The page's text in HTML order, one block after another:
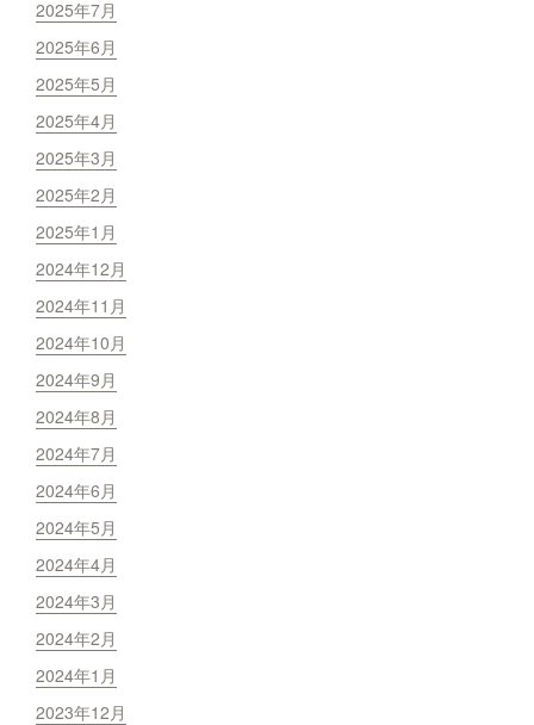
2025年7月
2025年6月
2025年5月
2025年4月
2025年3月
2025年2月
2025年1月
2024年12月
2024年11月
2024年10月
2024年9月
2024年8月
2024年7月
2024年6月
2024年5月
2024年4月
2024年3月
2024年2月
2024年1月
2023年12月